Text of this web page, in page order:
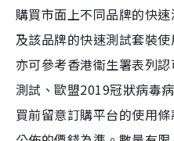
購買市面上不同品牌的快
及該品牌的快速測試套裝
亦可參考香港衞生署表列
測試、歐盟2019冠狀病毒
買前留意訂購平台的使用